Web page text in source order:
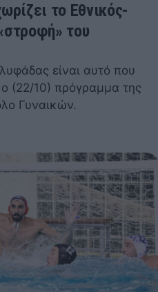
το Εθνικός-
του
είναι αυτό που
(22/10) πρόγραμμα της
Γυναικών.